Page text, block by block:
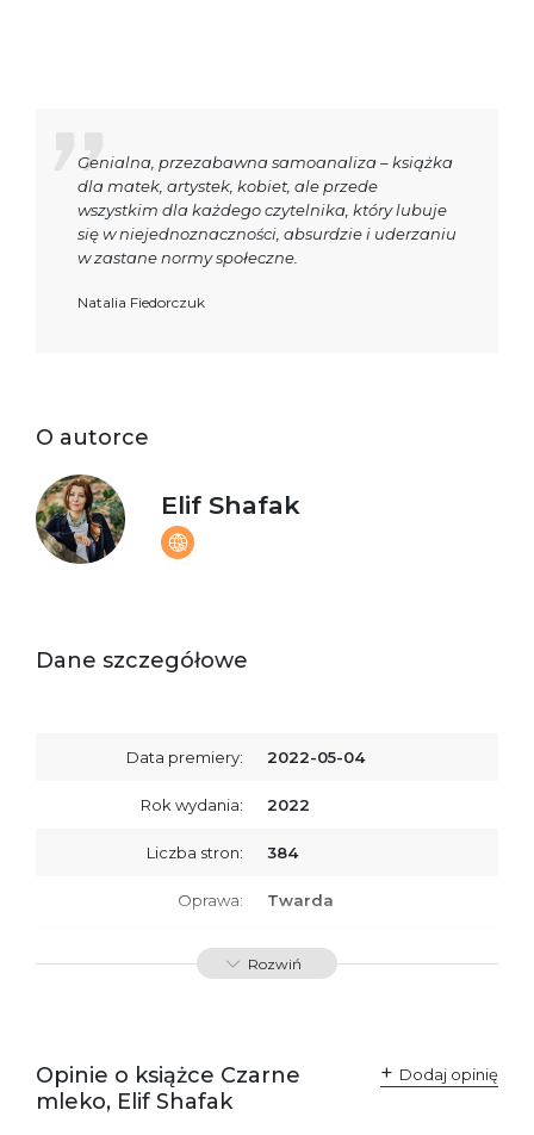
Genialna, przezabawna samoanaliza – książka
dla matek, artystek, kobiet, ale przede
wszystkim dla każdego czytelnika, który lubuje
się w niejednoznaczności, absurdzie i uderzaniu
w zastane normy społeczne.
Natalia Fiedorczuk
O autorce
Elif Shafak
Dane szczegółowe
Data premiery: 2022-05-04
Rok wydania: 2022
Liczba stron: 384
Oprawa: Twarda
ISBN 9788367176859
Rozwiń
Opinie o książce Czarne
mleko, Elif Shafak
Dodaj opinię